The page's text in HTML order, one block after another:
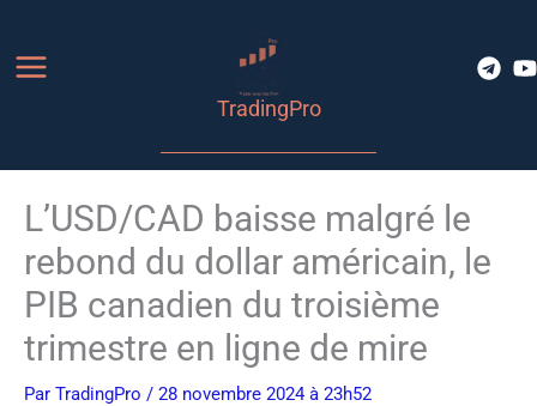
contenu
TradingPro
L’USD/CAD baisse malgré le
rebond du dollar américain, le
PIB canadien du troisième
trimestre en ligne de mire
Par TradingPro / 28 novembre 2024 à 23h52